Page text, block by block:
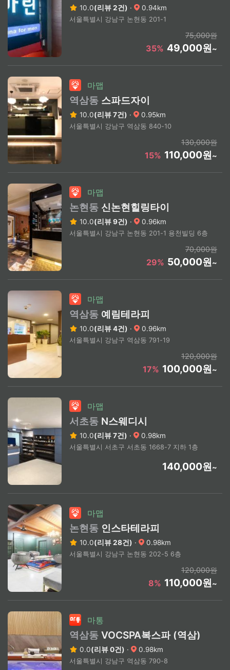
10.0(리뷰 2건) · 0.94km
서울특별시 강남구 논현동 201-1
75,000원
35% 49,000원~
마맵
역삼동 스파드자이
10.0(리뷰 7건) · 0.95km
서울특별시 강남구 역삼동 840-10
130,000원
15% 110,000원~
마맵
논현동 신논현힐링타이
10.0(리뷰 9건) · 0.96km
서울특별시 강남구 논현동 201-1 용천빌딩 6층
70,000원
29% 50,000원~
마맵
역삼동 예림테라피
10.0(리뷰 4건) · 0.96km
서울특별시 강남구 역삼동 791-19
120,000원
17% 100,000원~
마맵
서초동 N스웨디시
10.0(리뷰 7건) · 0.98km
서울특별시 서초구 서초동 1668-7 지하 1층
140,000원~
마맵
논현동 인스타테라피
10.0(리뷰 28건) · 0.98km
서울특별시 강남구 논현동 202-5 6층
120,000원
8% 110,000원~
마통
역삼동 VOCSPA복스파 (역삼)
0.0(리뷰 0건) · 0.98km
서울특별시 강남구 역삼동 790-8